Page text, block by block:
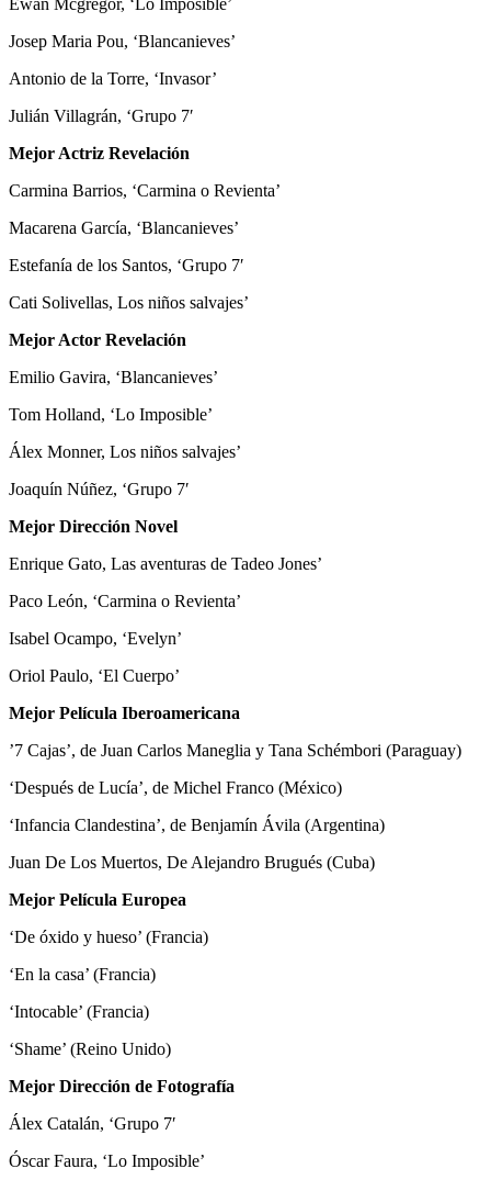
Josep Maria Pou, ‘Blancanieves’
Antonio de la Torre, ‘Invasor’
Julián Villagrán, ‘Grupo 7′
Mejor Actriz Revelación
Carmina Barrios, ‘Carmina o Revienta’
Macarena García, ‘Blancanieves’
Estefanía de los Santos, ‘Grupo 7′
Cati Solivellas, Los niños salvajes’
Mejor Actor Revelación
Emilio Gavira, ‘Blancanieves’
Tom Holland, ‘Lo Imposible’
Álex Monner, Los niños salvajes’
Joaquín Núñez, ‘Grupo 7′
Mejor Dirección Novel
Enrique Gato, Las aventuras de Tadeo Jones’
Paco León, ‘Carmina o Revienta’
Isabel Ocampo, ‘Evelyn’
Oriol Paulo, ‘El Cuerpo’
Mejor Película Iberoamericana
’7 Cajas’, de Juan Carlos Maneglia y Tana Schémbori (Paraguay)
‘Después de Lucía’, de Michel Franco (México)
‘Infancia Clandestina’, de Benjamín Ávila (Argentina)
Juan De Los Muertos, De Alejandro Brugués (Cuba)
Mejor Película Europea
‘De óxido y hueso’ (Francia)
‘En la casa’ (Francia)
‘Intocable’ (Francia)
‘Shame’ (Reino Unido)
Mejor Dirección de Fotografía
Álex Catalán, ‘Grupo 7′
Óscar Faura, ‘Lo Imposible’